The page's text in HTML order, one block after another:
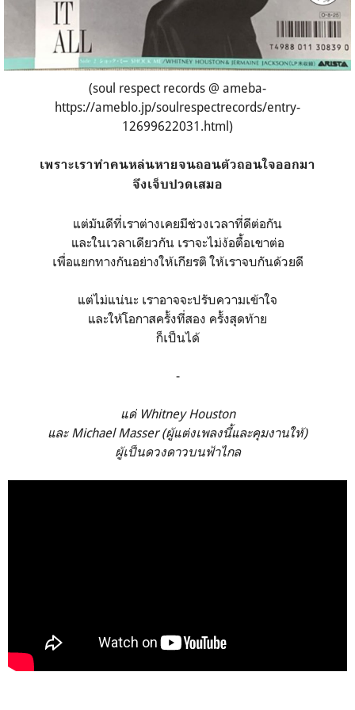
(soul respect records @ ameba-
https://ameblo.jp/soulrespectrecords/entry-
12699622031.html)
เพราะเราทำคนหล่นหายจนถอนตัวถอนใจออกมา
จึงเจ็บปวดเสมอ
แต่มันดีที่เราต่างเคยมีช่วงเวลาที่ดีต่อกัน
และในเวลาเดียวกัน เราจะไม่ง้อตื้อเขาต่อ
เพื่อแยกทางกันอย่างให้เกียรติ ให้เราจบกันด้วยดี
แต่ไม่แน่นะ เราอาจจะปรับความเข้าใจ
และให้โอกาสครั้งที่สอง ครั้งสุดท้าย
ก็เป็นได้
-
แด่ Whitney Houston
และ Michael Masser (ผู้แต่งเพลงนี้และคุมงานให้)
ผู้เป็นดวงดาวบนฟ้าไกล